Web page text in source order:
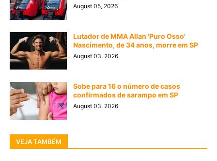
August 05, 2026
Lutador de MMA Allan 'Puro Osso'
Nascimento, de 34 anos, morre em SP
August 03, 2026
Sobe para 16 o número de casos
confirmados de sarampo em SP
August 03, 2026
VEJA TAMBÉM